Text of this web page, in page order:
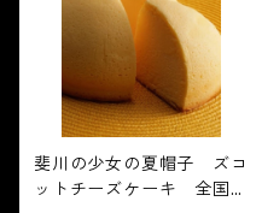
斐川の少女の夏帽子 ズコ
ットチーズケーキ 全国一